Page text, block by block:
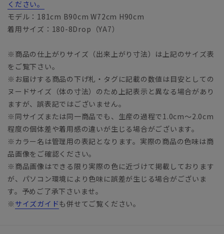
ください。
モデル：181cm B90cm W72cm H90cm
着用サイズ：180-8Drop（YA7）
※商品の仕上がりサイズ（出来上がり寸法）は上記のサイズ表
をご覧下さい。
※お届けする商品の下げ札・タグに記載の数値は目安としての
ヌードサイズ（体の寸法）のため上記表示と異なる場合があり
ますが、誤表記ではございません。
※同サイズまたは同一商品でも、生産の過程で1.0cm～2.0cm
程度の個体差や着用感の違いが生じる場合がございます。
※カラー名は管理用の表記となります。実際の商品の色味は商
品画像をご確認ください。
※商品画像はできる限り実際の色に近づけて掲載しております
が、パソコン環境により色味に誤差が生じる場合がございま
す。予めご了承下さいませ。
※ サイズガイドも併せてご覧ください。